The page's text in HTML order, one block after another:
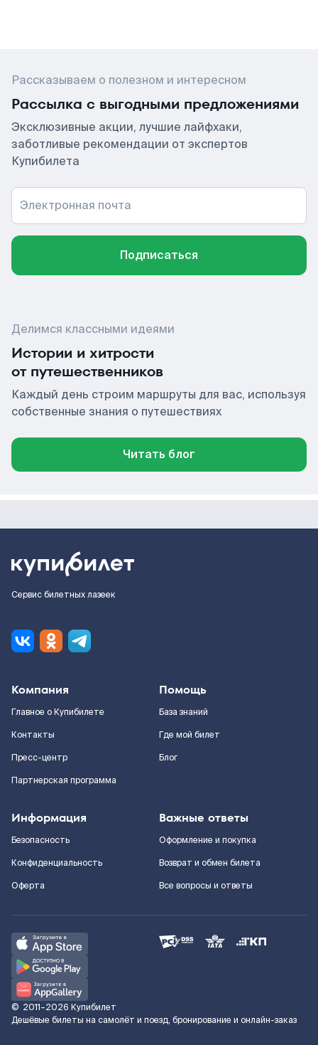
Рассказываем о полезном и интересном
Рассылка с выгодными предложениями
Эксклюзивные акции, лучшие лайфхаки,
заботливые рекомендации от экспертов
Купибилета
Электронная почта
Подписаться
Делимся классными идеями
Истории и хитрости
от путешественников
Каждый день строим маршруты для вас, используя
собственные знания о путешествиях
Читать блог
Сервис билетных лазеек
Компания
Главное о Купибилете
Контакты
Пресс-центр
Партнерская программа
Помощь
База знаний
Где мой билет
Блог
Информация
Безопасность
Конфиденциальность
Оферта
Важные ответы
Оформление и покупка
Возврат и обмен билета
Все вопросы и ответы
© 2011–2026 Купибилет
Дешёвые билеты на самолёт и поезд, бронирование и онлайн-заказ